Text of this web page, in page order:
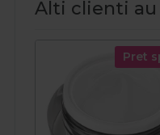
Alti clienti
Pret